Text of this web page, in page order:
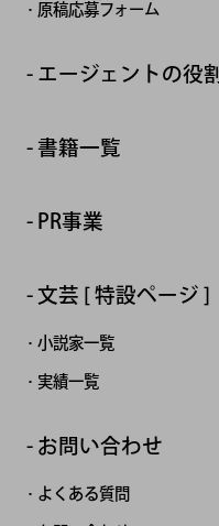
原稿応募フォーム
エージェントの役割
書籍一覧
PR事業
文芸 [ 特設ページ ]
小説家一覧
実績一覧
お問い合わせ
よくある質問